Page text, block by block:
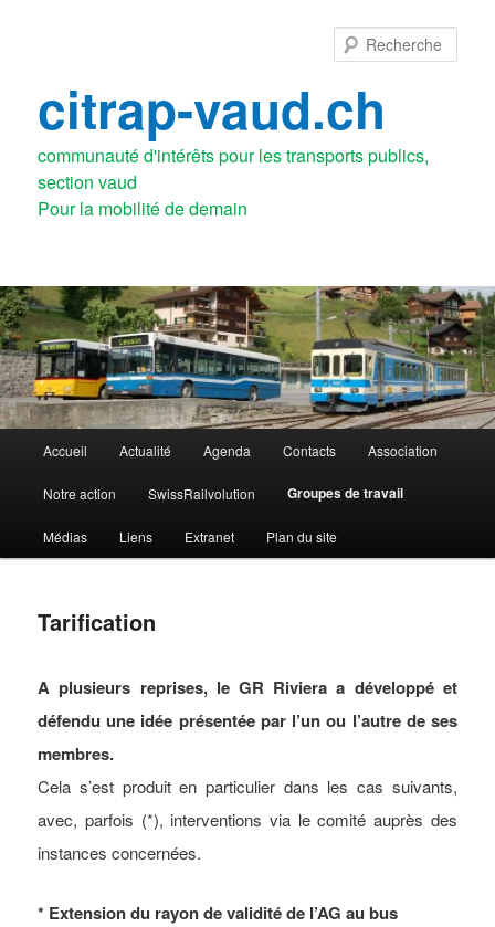
citrap-vaud.ch
communauté d'intérêts pour les transports publics,
section vaud
principal
Accueil Actualité Agenda Contacts Association
Notre action SwissRailvolution Groupes de travail
Médias Liens Extranet Plan du site
Tarification
A plusieurs reprises, le GR Riviera a développé et
défendu une idée présentée par l’un ou l’autre de ses
membres.
Cela s’est produit en particulier dans les cas suivants,
avec, parfois (*), interventions via le comité auprès des
instances concernées.
* Extension du rayon de validité de l’AG au bus